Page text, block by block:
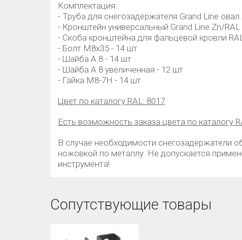
Комплектация:
- Труба для снегозадержателя Grand Line
- Кронштейн универсальный Grand Line Zn/
- Скоба кронштейна для фальцевой кровли
- Болт М8х35 - 14 шт
- Шайба А.8 - 14 шт
- Шайба А.8 увеличенная - 12 шт
- Гайка М8-7Н - 14 шт
Цвет по каталогу RAL: 8017
Есть возможность заказа цвета по каталогу
В случае необходимости снегозадержатели
ножовкой по металлу. Не допускается
инструмента!
Сопутствующие товары